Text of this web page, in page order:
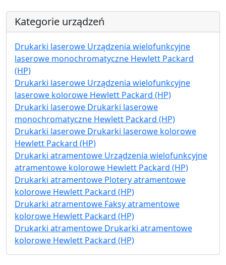
Kategorie urządzeń
Drukarki laserowe Urządzenia wielofunkcyjne
laserowe monochromatyczne Hewlett Packard
(HP)
Drukarki laserowe Urządzenia wielofunkcyjne
laserowe kolorowe Hewlett Packard (HP)
Drukarki laserowe Drukarki laserowe
monochromatyczne Hewlett Packard (HP)
Drukarki laserowe Drukarki laserowe kolorowe
Hewlett Packard (HP)
Drukarki atramentowe Urządzenia wielofunkcyjne
atramentowe kolorowe Hewlett Packard (HP)
Drukarki atramentowe Plotery atramentowe
kolorowe Hewlett Packard (HP)
Drukarki atramentowe Faksy atramentowe
kolorowe Hewlett Packard (HP)
Drukarki atramentowe Drukarki atramentowe
kolorowe Hewlett Packard (HP)